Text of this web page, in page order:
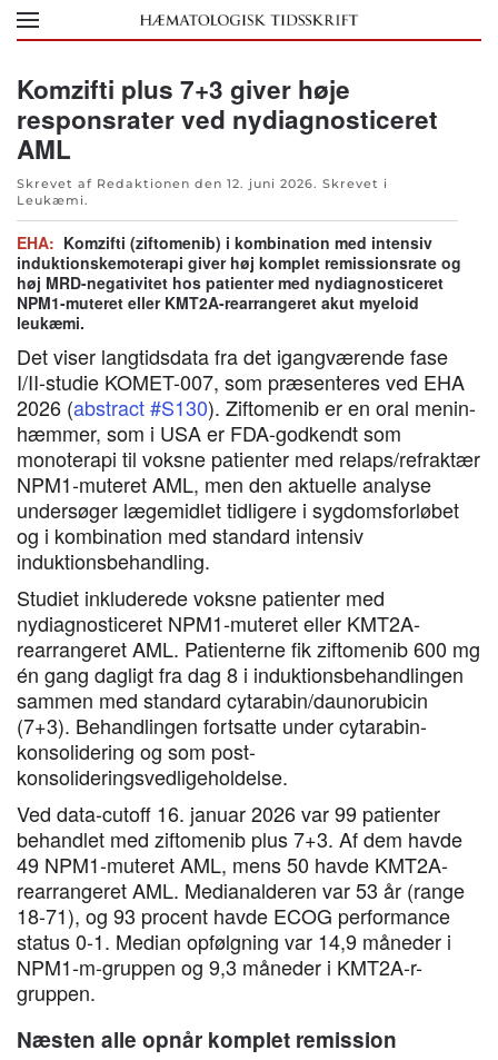
Skip to main content
Komzifti plus 7+3 giver høje
responsrater ved nydiagnosticeret
AML
Skrevet af Redaktionen den 12. juni 2026. Skrevet i
Leukæmi.
EHA: Komzifti (ziftomenib) i kombination med intensiv
induktionskemoterapi giver høj komplet remissionsrate og
høj MRD-negativitet hos patienter med nydiagnosticeret
NPM1-muteret eller KMT2A-rearrangeret akut myeloid
leukæmi.
Det viser langtidsdata fra det igangværende fase
I/II-studie KOMET-007, som præsenteres ved EHA
2026 (abstract #S130). Ziftomenib er en oral menin-
hæmmer, som i USA er FDA-godkendt som
monoterapi til voksne patienter med relaps/refraktær
NPM1-muteret AML, men den aktuelle analyse
undersøger lægemidlet tidligere i sygdomsforløbet
og i kombination med standard intensiv
induktionsbehandling.
Studiet inkluderede voksne patienter med
nydiagnosticeret NPM1-muteret eller KMT2A-
rearrangeret AML. Patienterne fik ziftomenib 600 mg
én gang dagligt fra dag 8 i induktionsbehandlingen
sammen med standard cytarabin/daunorubicin
(7+3). Behandlingen fortsatte under cytarabin-
konsolidering og som post-
konsolideringsvedligeholdelse.
Ved data-cutoff 16. januar 2026 var 99 patienter
behandlet med ziftomenib plus 7+3. Af dem havde
49 NPM1-muteret AML, mens 50 havde KMT2A-
rearrangeret AML. Medianalderen var 53 år (range
18-71), og 93 procent havde ECOG performance
status 0-1. Median opfølgning var 14,9 måneder i
NPM1-m-gruppen og 9,3 måneder i KMT2A-r-
gruppen.
Næsten alle opnår komplet remission